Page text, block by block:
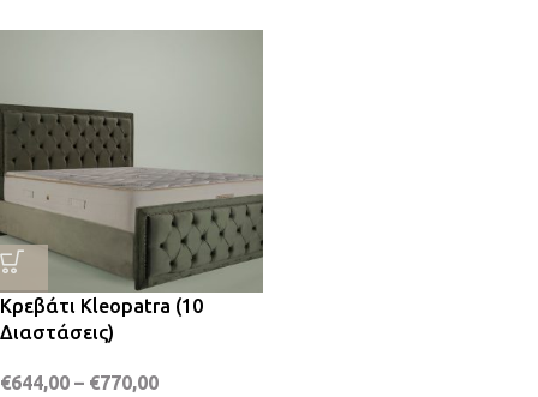
Κρεβάτι Kleopatra (10
Διαστάσεις)
€644,00 – €770,00